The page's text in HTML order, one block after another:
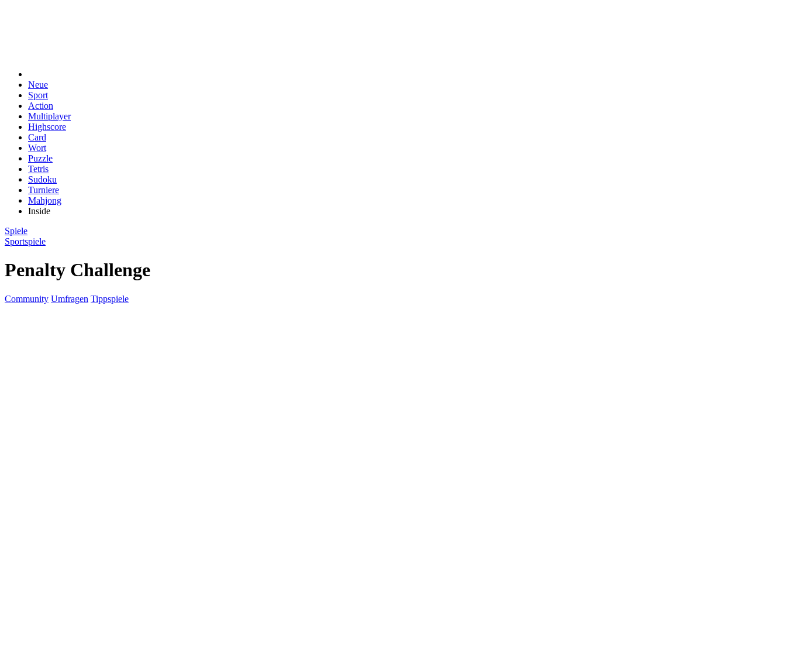
Neue
Sport
Action
Multiplayer
Highscore
Card
Wort
Puzzle
Tetris
Sudoku
Turniere
Mahjong
Inside
Spiele
Sportspiele
Penalty Challenge
Community Umfragen Tippspiele